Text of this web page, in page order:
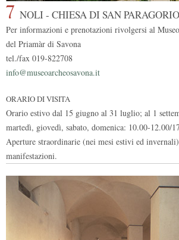
7 NOLI - CHIESA DI SAN PARAGORIO
Per informazioni e prenotazioni rivolgersi al
del Priamàr di Savona
tel./fax 019-822708
info@museoarcheosavona.it
ORARIO DI VISITA
Orario estivo dal 15 giugno al 31 luglio; al 1
martedì, giovedì, sabato, domenica: 10.00-12.00/
Aperture straordinarie (nei mesi estivi ed
manifestazioni.